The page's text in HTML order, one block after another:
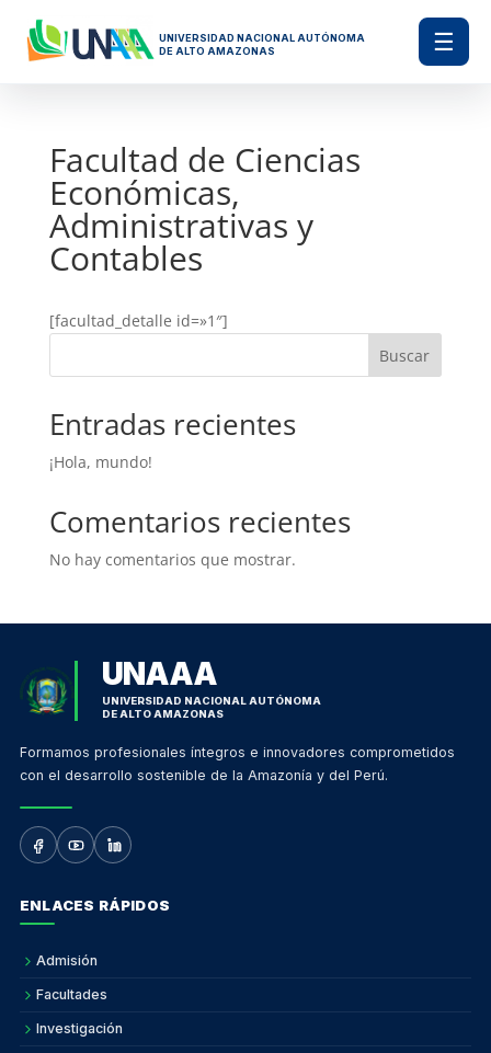
UNIVERSIDAD NACIONAL AUTÓNOMA
DE ALTO AMAZONAS
☰
Facultad de Ciencias
Económicas,
Administrativas y
Contables
[facultad_detalle id=»1″]
Buscar
Entradas recientes
¡Hola, mundo!
Comentarios recientes
No hay comentarios que mostrar.
UNAAA
UNIVERSIDAD NACIONAL AUTÓNOMA
DE ALTO AMAZONAS
Formamos profesionales íntegros e innovadores comprometidos
con el desarrollo sostenible de la Amazonía y del Perú.
ENLACES RÁPIDOS
Admisión
Facultades
Investigación